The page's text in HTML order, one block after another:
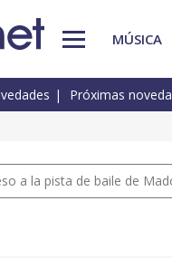
MÚSICA
Próximas
a la pista de baile de